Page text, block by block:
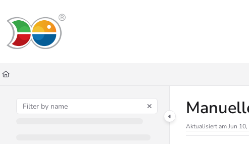
Fetch the complete documentation index at:
Use this file to discover all available pages before exploring further.
Aktualisiert amJun